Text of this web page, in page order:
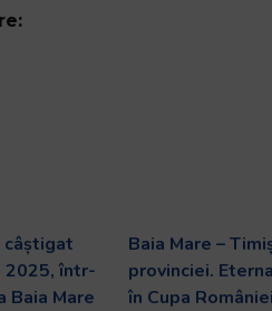
câștigat
2025, într-
Baia Mare
Baia Mare –
provinciei.
în Cupa